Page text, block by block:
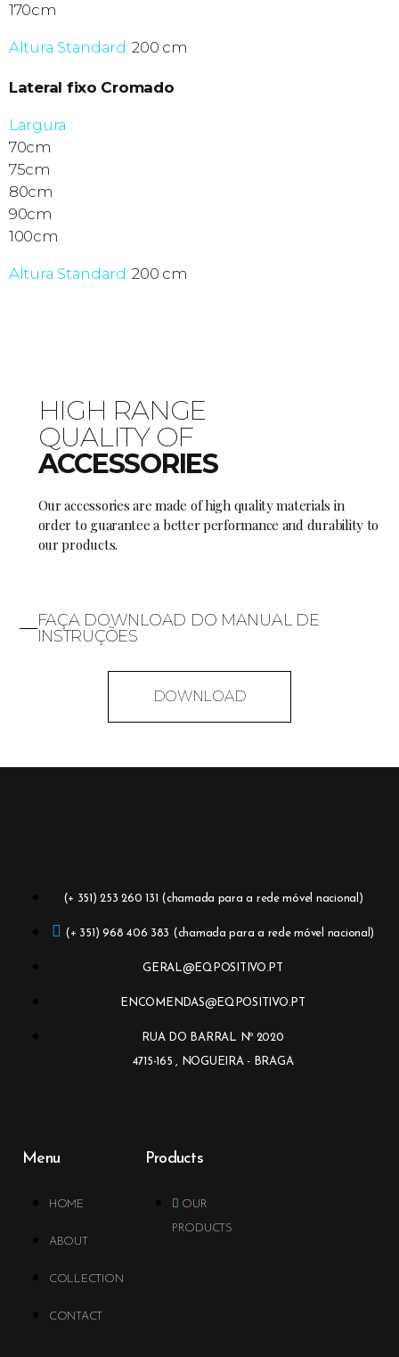
170cm
Altura Standard: 200 cm
Lateral fixo Cromado
Largura :
70cm
75cm
80cm
90cm
100cm
Altura Standard: 200 cm
HIGH RANGE
QUALITY OF
ACCESSORIES
Our accessories are made of high quality materials in
order to guarantee a better performance and durability to
our products.
FAÇA DOWNLOAD DO MANUAL DE
INSTRUÇÕES
DOWNLOAD
(+ 351) 253 260 131 (chamada para a rede móvel nacional)
(+ 351) 968 406 383 (chamada para a rede móvel nacional)
GERAL@EQPOSITIVO.PT
ENCOMENDAS@EQPOSITIVO.PT
RUA DO BARRAL Nº 2020
4715-165 , NOGUEIRA - BRAGA
Menu
HOME
ABOUT
COLLECTION
CONTACT
Products
OUR
PRODUCTS